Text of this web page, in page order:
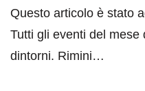
Questo articolo è stato
Tutti gli eventi del
dintorni. Rimini…